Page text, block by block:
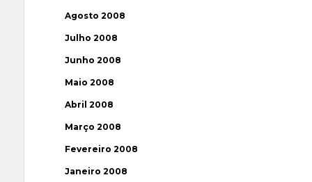
Agosto 2008
Julho 2008
Junho 2008
Maio 2008
Abril 2008
Março 2008
Fevereiro 2008
Janeiro 2008